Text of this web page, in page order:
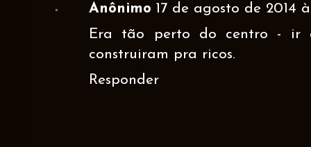
Anônimo 17 de agosto de 2014
Era tão perto do centro - ir
construiram pra ricos.
Responder